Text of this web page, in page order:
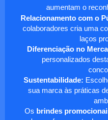
aumentam o
Relacionamento com o
colaboradores cria uma
laços
Diferenciação no
personalizados
Sustentabilidade:
sua marca às práticas
Os brindes